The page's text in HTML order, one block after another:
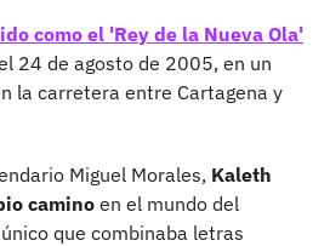
como el 'Rey de la Nueva Ola'
24 de agosto de 2005, en un
la carretera entre Cartagena y
Miguel Morales, Kaleth
camino en el mundo del
que combinaba letras